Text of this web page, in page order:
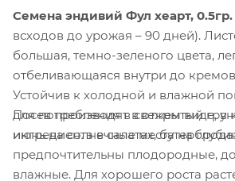
Семена эндивий Фул хеарт, 0.5гр.
всходов до урожая – 90 дней).
большая, темно-зеленого цвета,
отбеливающаяся внутри до
Устойчив к холодной и влажной
для потребления в свежем виде, в
ингредиента в салатах,
Посев производят в открытый
июнь на солнечные места на
предпочтительны плодородные,
влажные. Для хорошего роста